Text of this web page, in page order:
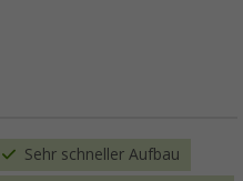
Sehr schneller Aufbau